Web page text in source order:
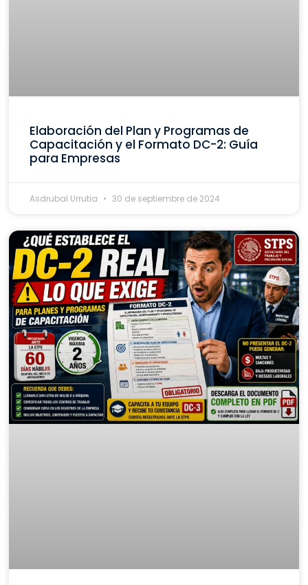
Elaboración del Plan y Programas de
Capacitación y el Formato DC-2: Guía
para Empresas
Asdrubal Urrutia 30 de septiembre de 2024